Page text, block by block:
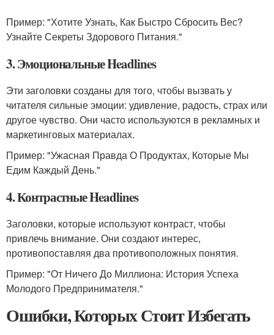
Пример: "Хотите Узнать, Как Быстро Сбросить Вес?
Узнайте Секреты Здорового Питания."
3. Эмоциональные Headlines
Эти заголовки созданы для того, чтобы вызвать у
читателя сильные эмоции: удивление, радость, страх или
другое чувство. Они часто используются в рекламных и
маркетинговых материалах.
Пример: "Ужасная Правда О Продуктах, Которые Мы
Едим Каждый День."
4. Контрастные Headlines
Заголовки, которые используют контраст, чтобы
привлечь внимание. Они создают интерес,
противопоставляя два противоположных понятия.
Пример: "От Ничего До Миллиона: История Успеха
Молодого Предпринимателя."
Ошибки, Которых Стоит Избегать